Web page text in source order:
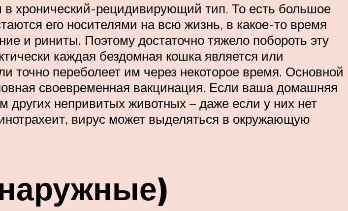
хронический-рецидивирующий тип. То есть большое
его носителями на всю жизнь, в какое-то время
и риниты. Поэтому достаточно тяжело побороть эту
каждая бездомная кошка является или
точно переболеет им через некоторое время. Основной
своевременная вакцинация. Если ваша домашняя
других непривитых животных – даже если у них нет
вирус может выделяться в окружающую